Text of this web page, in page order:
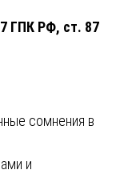
ГПК РФ, ст. 87
сомнения в
и